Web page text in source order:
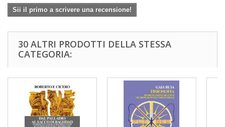
Sii il primo a scrivere una recensione!
30 ALTRI PRODOTTI DELLA STESSA
CATEGORIA: